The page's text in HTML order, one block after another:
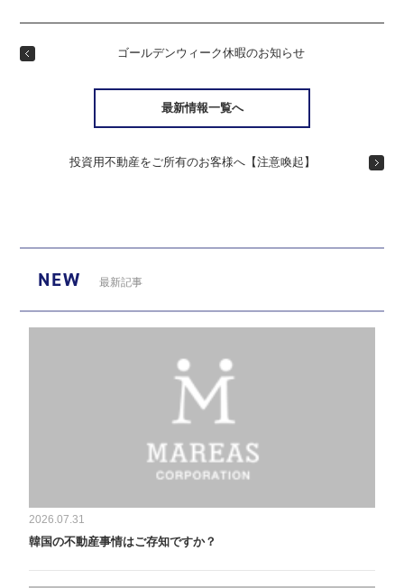
ゴールデンウィーク休暇のお知らせ
最新情報一覧へ
投資用不動産をご所有のお客様へ【注意喚起】
NEW 最新記事
2026.07.31
韓国の不動産事情はご存知ですか？